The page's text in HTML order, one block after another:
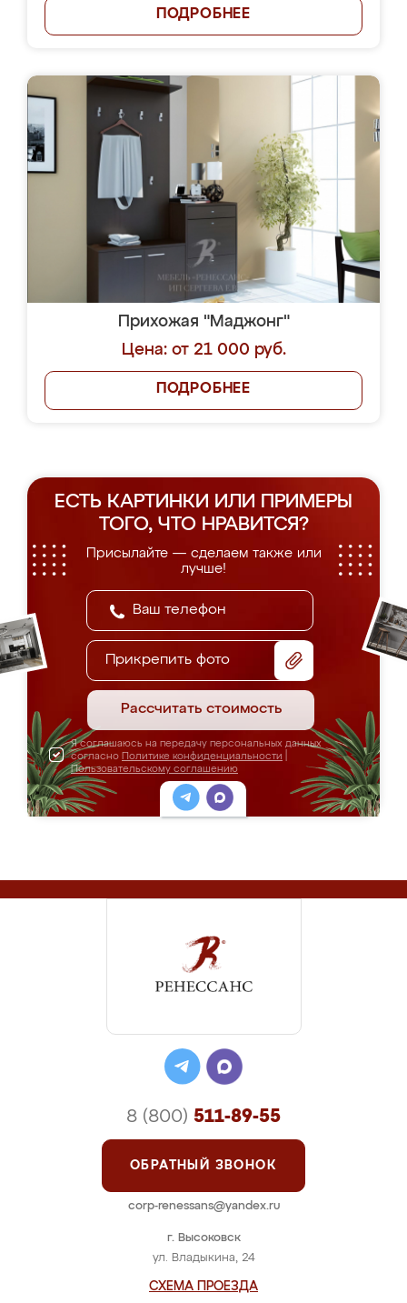
ПОДРОБНЕЕ
Прихожая "Маджонг"
Цена: от 21 000 руб.
ПОДРОБНЕЕ
ЕСТЬ КАРТИНКИ ИЛИ ПРИМЕРЫ
ТОГО, ЧТО НРАВИТСЯ?
Присылайте — сделаем также или
лучше!
Прикрепить фото
Рассчитать стоимость
Я соглашаюсь на передачу персональных данных
согласно Политике конфиденциальности
Пользовательскому соглашению
г. Высоковск
ул. Владыкина, 24
СХЕМА ПРОЕЗДА
8 (800) 511-89-55
ОБРАТНЫЙ ЗВОНОК
corp-renessans@yandex.ru